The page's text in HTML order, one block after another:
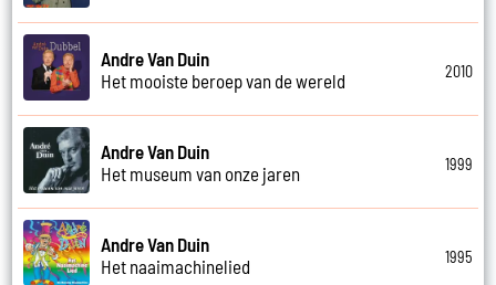
Andre Van Duin
Het mooiste beroep van de wereld
2010
Andre Van Duin
Het museum van onze jaren
1999
Andre Van Duin
Het naaimachinelied
1995